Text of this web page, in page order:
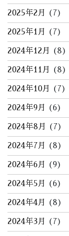
2025年2月 (7)
2025年1月 (7)
2024年12月 (8)
2024年11月 (8)
2024年10月 (7)
2024年9月 (6)
2024年8月 (7)
2024年7月 (8)
2024年6月 (9)
2024年5月 (6)
2024年4月 (8)
2024年3月 (7)